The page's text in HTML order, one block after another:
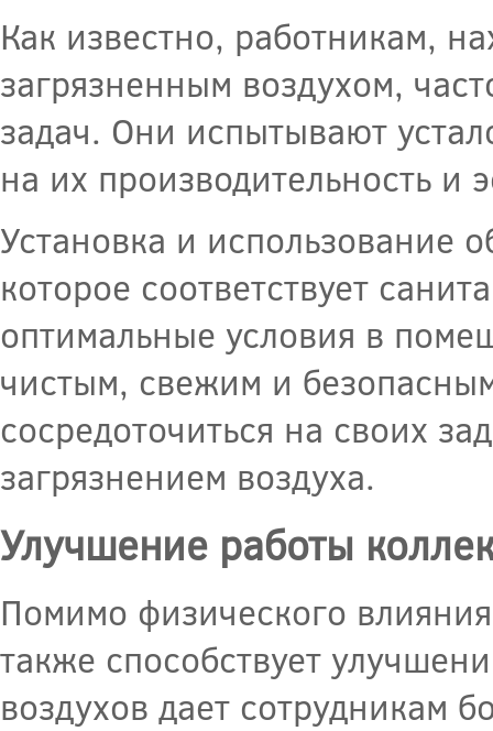
Как известно, работникам,
загрязненным воздухом,
задач. Они испытывают
на их производительность и
Установка и использование
которое соответствует
оптимальные условия в
чистым, свежим и
сосредоточиться на своих
загрязнением воздуха.
Улучшение работы
Помимо физического
также способствует
воздухов дает сотрудникам